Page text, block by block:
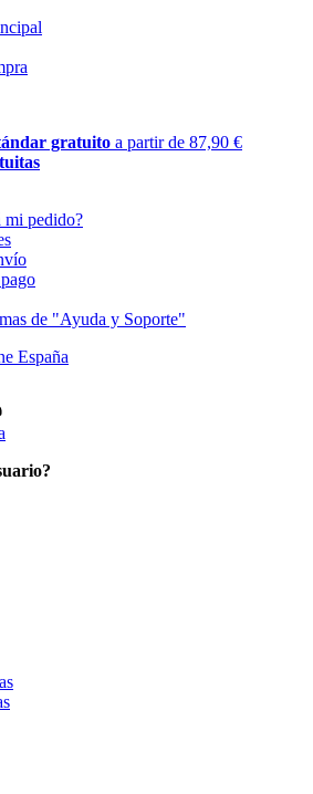
gratuito a partir de 87,90 €
mi pedido?
de "Ayuda y Soporte"